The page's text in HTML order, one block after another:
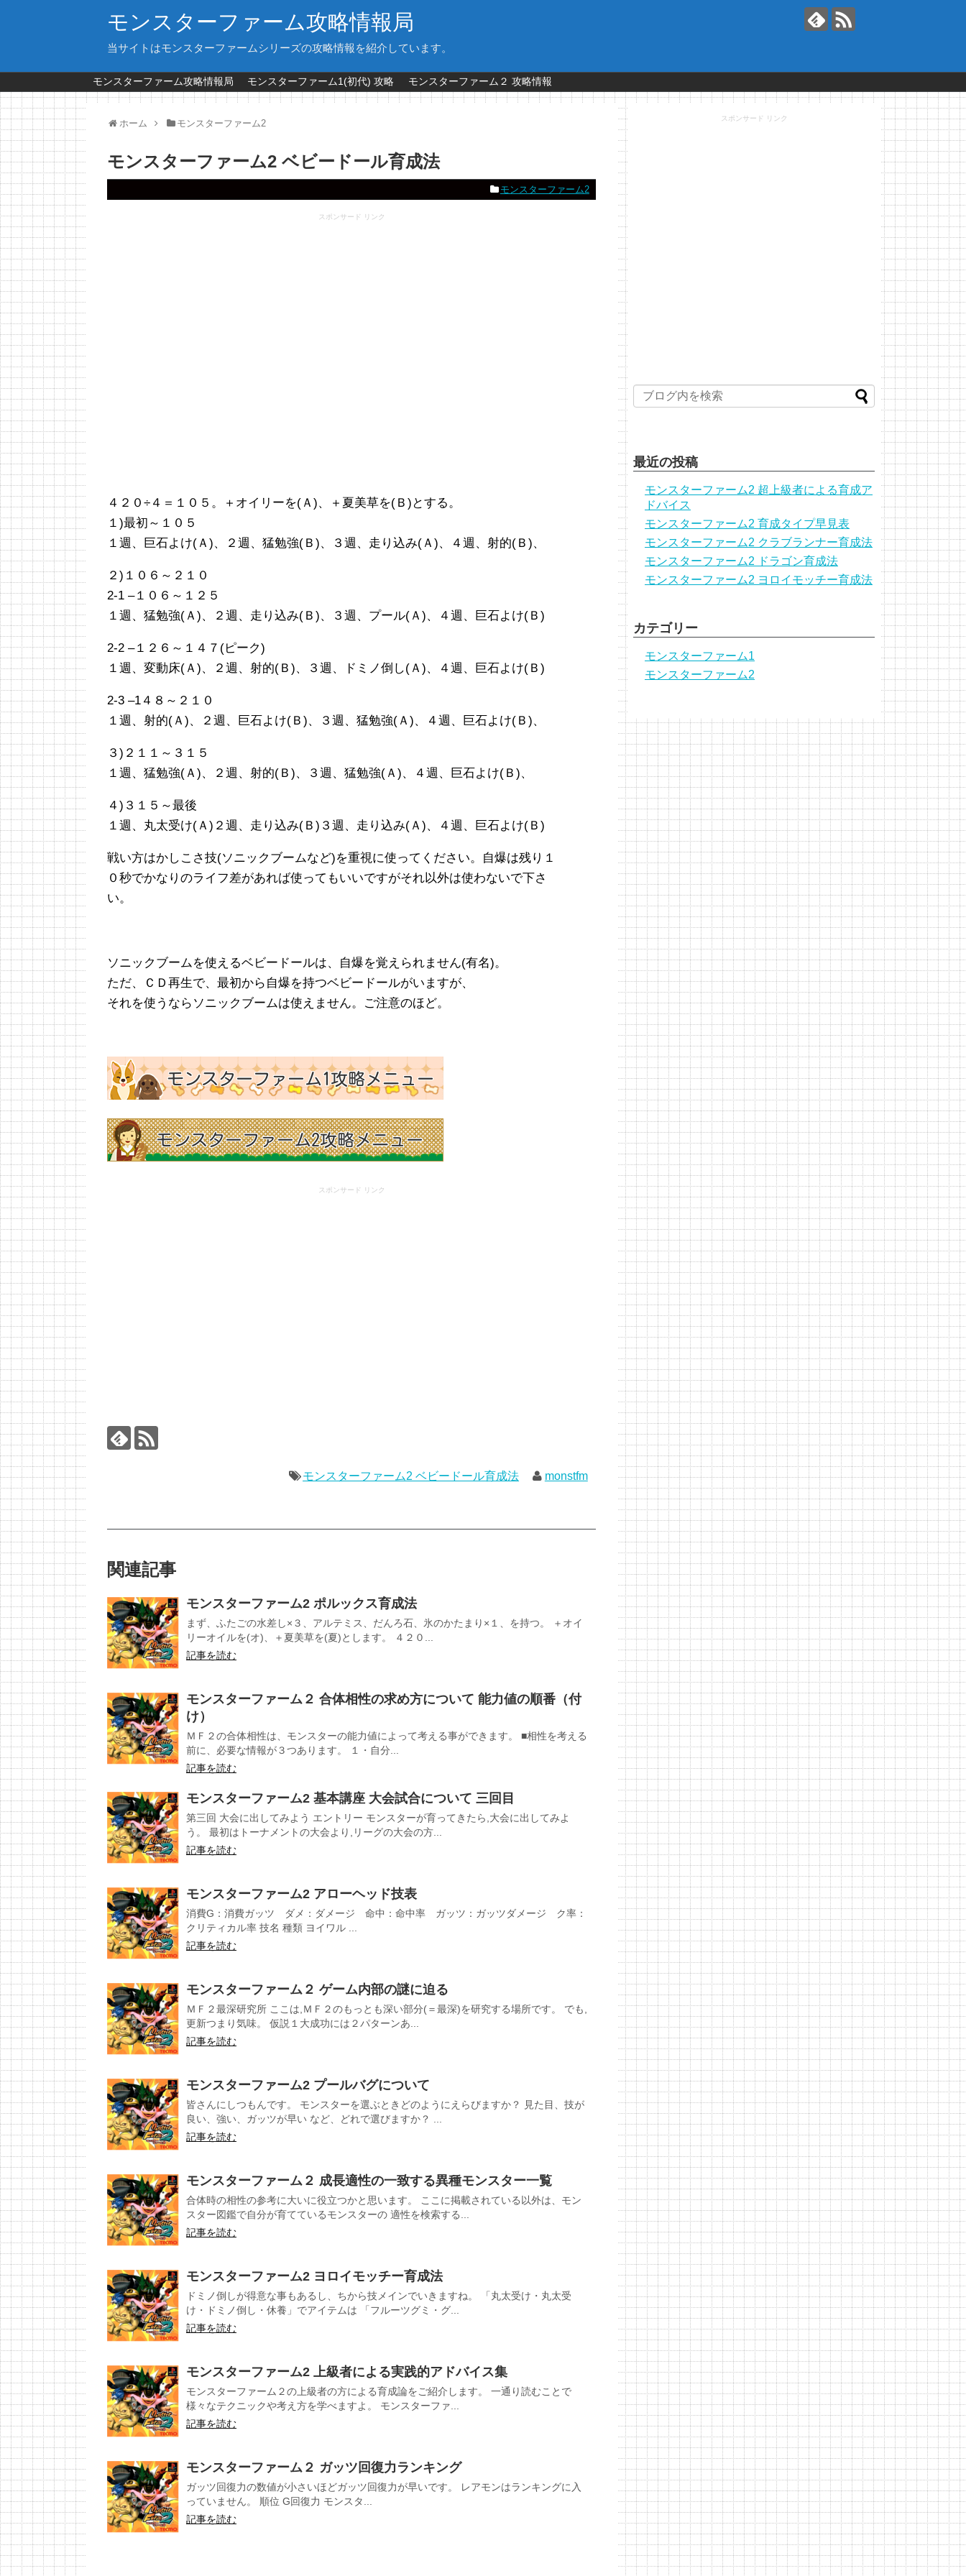
モンスターファーム攻略情報局
当サイトはモンスターファームシリーズの攻略情報を紹介しています。
モンスターファーム攻略情報局 モンスターファーム1(初代) 攻略 モンスターファーム２ 攻略情報
ホーム モンスターファーム2
モンスターファーム2 ベビードール育成法
モンスターファーム2
スポンサード リンク
４２０÷４＝１０５。＋オイリーを(Ａ)、＋夏美草を(Ｂ)とする。
１)最初～１０５
１週、巨石よけ(Ａ)、２週、猛勉強(Ｂ)、３週、走り込み(Ａ)、４週、射的(Ｂ)、
２)１０６～２１０
2-1 –１０６～１２５
１週、猛勉強(Ａ)、２週、走り込み(Ｂ)、３週、プール(Ａ)、４週、巨石よけ(Ｂ)
2-2 –１２６～１４７(ピーク)
１週、変動床(Ａ)、２週、射的(Ｂ)、３週、ドミノ倒し(Ａ)、４週、巨石よけ(Ｂ)
2-3 –1４８～２１０
１週、射的(Ａ)、２週、巨石よけ(Ｂ)、３週、猛勉強(Ａ)、４週、巨石よけ(Ｂ)、
３)２１１～３１５
１週、猛勉強(Ａ)、２週、射的(Ｂ)、３週、猛勉強(Ａ)、４週、巨石よけ(Ｂ)、
４)３１５～最後
１週、丸太受け(Ａ)２週、走り込み(Ｂ)３週、走り込み(Ａ)、４週、巨石よけ(Ｂ)
戦い方はかしこさ技(ソニックブームなど)を重視に使ってください。自爆は残り１
０秒でかなりのライフ差があれば使ってもいいですがそれ以外は使わないで下さ
い。
ソニックブームを使えるベビードールは、自爆を覚えられません(有名)。
ただ、ＣＤ再生で、最初から自爆を持つベビードールがいますが、
それを使うならソニックブームは使えません。ご注意のほど。
スポンサード リンク
モンスターファーム2 ベビードール育成法 monstfm
関連記事
モンスターファーム2 ポルックス育成法
まず、ふたごの水差し×３、アルテミス、だんろ石、氷のかたまり×１、を持つ。 ＋オイ
リーオイルを(オ)、＋夏美草を(夏)とします。 ４２０...
記事を読む
モンスターファーム２ 合体相性の求め方について 能力値の順番（付
け）
ＭＦ２の合体相性は、モンスターの能力値によって考える事ができます。 ■相性を考える
前に、必要な情報が３つあります。 １・自分...
記事を読む
モンスターファーム2 基本講座 大会試合について 三回目
第三回 大会に出してみよう エントリー モンスターが育ってきたら,大会に出してみよ
う。 最初はトーナメントの大会より,リーグの大会の方...
記事を読む
モンスターファーム2 アローヘッド技表
消費G：消費ガッツ ダメ：ダメージ 命中：命中率 ガッツ：ガッツダメージ ク率：
クリティカル率 技名 種類 ヨイワル ...
記事を読む
モンスターファーム２ ゲーム内部の謎に迫る
ＭＦ２最深研究所 ここは,ＭＦ２のもっとも深い部分(＝最深)を研究する場所です。 でも,
更新つまり気味。 仮説１大成功には２パターンあ...
記事を読む
モンスターファーム2 プールバグについて
皆さんにしつもんです。 モンスターを選ぶときどのようにえらびますか？ 見た目、技が
良い、強い、ガッツが早い など、どれで選びますか？ ...
記事を読む
モンスターファーム２ 成長適性の一致する異種モンスター一覧
合体時の相性の参考に大いに役立つかと思います。 ここに掲載されている以外は、モン
スター図鑑で自分が育てているモンスターの 適性を検索する...
記事を読む
モンスターファーム2 ヨロイモッチー育成法
ドミノ倒しが得意な事もあるし、ちから技メインでいきますね。 「丸太受け・丸太受
け・ドミノ倒し・休養」でアイテムは 「フルーツグミ・グ...
記事を読む
モンスターファーム2 上級者による実践的アドバイス集
モンスターファーム２の上級者の方による育成論をご紹介します。 一通り読むことで
様々なテクニックや考え方を学べますよ。 モンスターファ...
記事を読む
モンスターファーム２ ガッツ回復力ランキング
ガッツ回復力の数値が小さいほどガッツ回復力が早いです。 レアモンはランキングに入
っていません。 順位 G回復力 モンスタ...
記事を読む
スポンサード リンク
最近の投稿
モンスターファーム2 超上級者による育成ア
ドバイス
モンスターファーム2 育成タイプ早見表
モンスターファーム2 クラブランナー育成法
モンスターファーム2 ドラゴン育成法
モンスターファーム2 ヨロイモッチー育成法
カテゴリー
モンスターファーム1
モンスターファーム2